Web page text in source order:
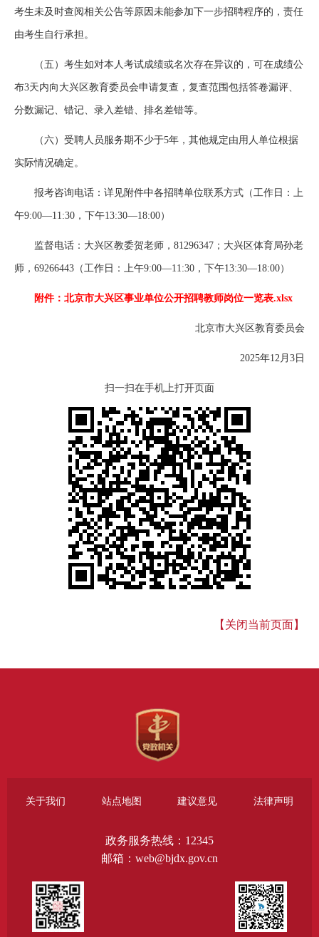
考生未及时查阅相关公告等原因未能参加下一步招聘程序的，责任
由考生自行承担。
（五）考生如对本人考试成绩或名次存在异议的，可在成绩公
布3天内向大兴区教育委员会申请复查，复查范围包括答卷漏评、
分数漏记、错记、录入差错、排名差错等。
（六）受聘人员服务期不少于5年，其他规定由用人单位根据
实际情况确定。
报考咨询电话：详见附件中各招聘单位联系方式（工作日：上
午9:00—11:30，下午13:30—18:00）
监督电话：大兴区教委贺老师，81296347；大兴区体育局孙老
师，69266443（工作日：上午9:00—11:30，下午13:30—18:00）
附件：北京市大兴区事业单位公开招聘教师岗位一览表.xlsx
北京市大兴区教育委员会
2025年12月3日
扫一扫在手机上打开页面
【关闭当前页面】
关于我们 站点地图 建议意见 法律声明
政务服务热线：12345
邮箱：web@bjdx.gov.cn